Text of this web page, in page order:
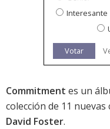
Interesante
Votar
Commitment es un
colección de 11
David Foster.